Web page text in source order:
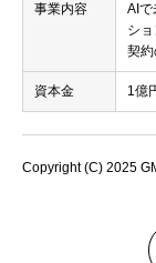
事業内容
AIで
シ
契
資本金 1億
Copyright (C) 2025